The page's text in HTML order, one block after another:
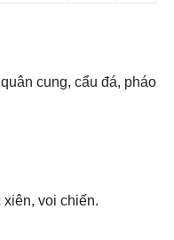
cung, cẩu đá, pháo
voi chiến.